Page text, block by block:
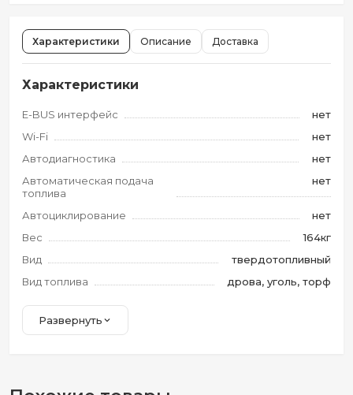
Характеристики Описание Доставка
Характеристики
E-BUS интерфейс
нет
Wi-Fi
нет
Автодиагностика
нет
Автоматическая подача
топлива
нет
Автоциклирование
нет
Вес
164кг
Вид
твердотопливный
Вид топлива
дрова, уголь, торф
Развернуть